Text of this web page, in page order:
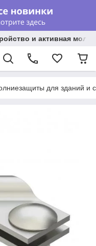
и активная
для зданий и